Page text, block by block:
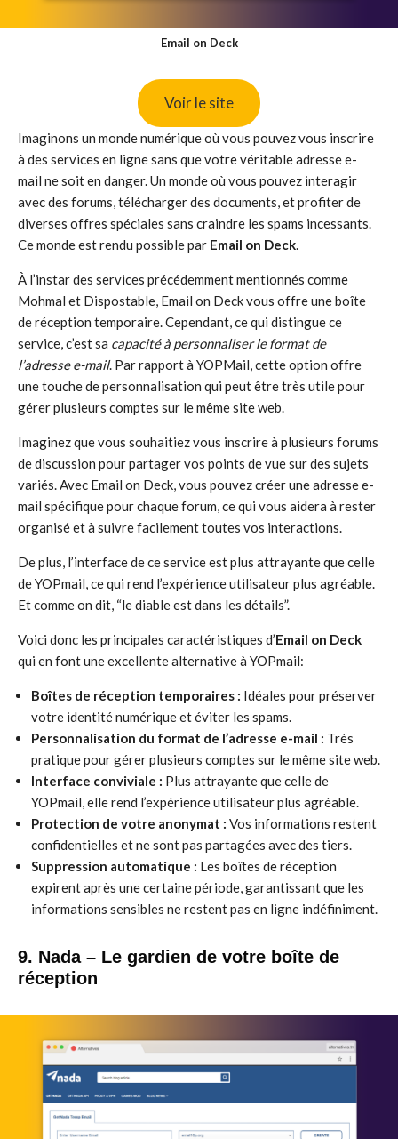
Email on Deck
Voir le site
Imaginons un monde numérique où vous pouvez vous inscrire
à des services en ligne sans que votre véritable adresse e-
mail ne soit en danger. Un monde où vous pouvez interagir
avec des forums, télécharger des documents, et profiter de
diverses offres spéciales sans craindre les spams incessants.
Ce monde est rendu possible par Email on Deck.
À l’instar des services précédemment mentionnés comme
Mohmal et Dispostable, Email on Deck vous offre une boîte
de réception temporaire. Cependant, ce qui distingue ce
service, c’est sa capacité à personnaliser le format de
l’adresse e-mail. Par rapport à YOPMail, cette option offre
une touche de personnalisation qui peut être très utile pour
gérer plusieurs comptes sur le même site web.
Imaginez que vous souhaitiez vous inscrire à plusieurs forums
de discussion pour partager vos points de vue sur des sujets
variés. Avec Email on Deck, vous pouvez créer une adresse e-
mail spécifique pour chaque forum, ce qui vous aidera à rester
organisé et à suivre facilement toutes vos interactions.
De plus, l’interface de ce service est plus attrayante que celle
de YOPmail, ce qui rend l’expérience utilisateur plus agréable.
Et comme on dit, “le diable est dans les détails”.
Voici donc les principales caractéristiques d’Email on Deck
qui en font une excellente alternative à YOPmail:
Boîtes de réception temporaires : Idéales pour préserver
votre identité numérique et éviter les spams.
Personnalisation du format de l’adresse e-mail : Très
pratique pour gérer plusieurs comptes sur le même site web.
Interface conviviale : Plus attrayante que celle de
YOPmail, elle rend l’expérience utilisateur plus agréable.
Protection de votre anonymat : Vos informations restent
confidentielles et ne sont pas partagées avec des tiers.
Suppression automatique : Les boîtes de réception
expirent après une certaine période, garantissant que les
informations sensibles ne restent pas en ligne indéfiniment.
9. Nada – Le gardien de votre boîte de
réception